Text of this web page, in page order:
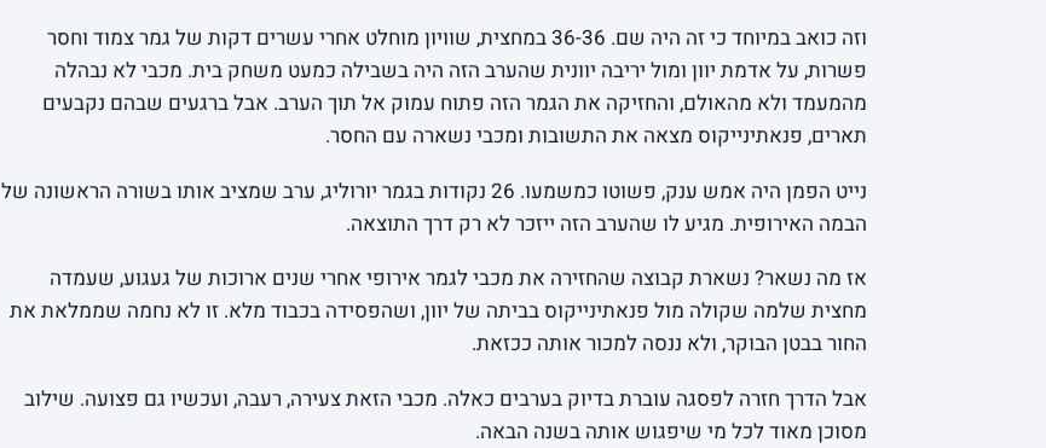
וזה כואב במיוחד כי זה היה שם. 36-36 במחצית, שוויון מוחלט אחרי עשרים דקות של גמר צמוד וחסר
פשרות, על אדמת יוון ומול יריבה יוונית שהערב הזה היה בשבילה כמעט משחק בית. מכבי לא נבהלה
מהמעמד ולא מהאולם, והחזיקה את הגמר הזה פתוח עמוק אל תוך הערב. אבל ברגעים שבהם נקבעים
תארים, פנאתינייקוס מצאה את התשובות ומכבי נשארה עם החסר.
נייט הפמן היה אמש ענק, פשוטו כמשמעו. 26 נקודות בגמר יורוליג, ערב שמציב אותו בשורה הראשונה של
הבמה האירופית. מגיע לו שהערב הזה ייזכר לא רק דרך התוצאה.
אז מה נשאר? נשארת קבוצה שהחזירה את מכבי לגמר אירופי אחרי שנים ארוכות של געגוע, שעמדה
מחצית שלמה שקולה מול פנאתינייקוס בביתה של יוון, ושהפסידה בכבוד מלא. זו לא נחמה שממלאת את
החור בבטן הבוקר, ולא ננסה למכור אותה ככזאת.
אבל הדרך חזרה לפסגה עוברת בדיוק בערבים כאלה. מכבי הזאת צעירה, רעבה, ועכשיו גם פצועה. שילוב
מסוכן מאוד לכל מי שיפגוש אותה בשנה הבאה.